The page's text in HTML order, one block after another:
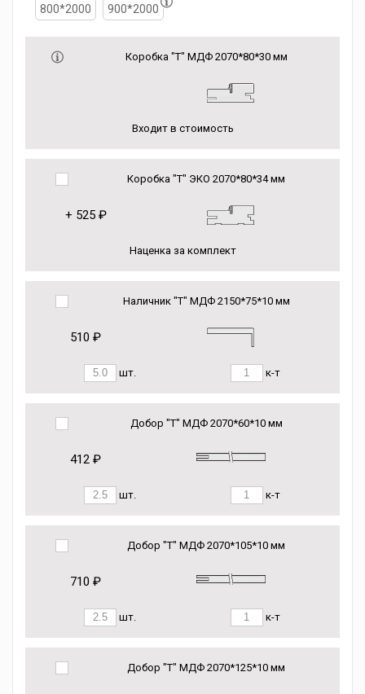
800*2000 900*2000
Коробка "Т" МДФ 2070*80*30 мм
Входит в стоимость
Коробка "Т" ЭКО 2070*80*34 мм
+ 525 ₽
Наценка за комплект
Наличник "Т" МДФ 2150*75*10 мм
510 ₽
шт. к-т
Добор "Т" МДФ 2070*60*10 мм
412 ₽
шт. к-т
Добор "Т" МДФ 2070*105*10 мм
710 ₽
шт. к-т
Добор "Т" МДФ 2070*125*10 мм